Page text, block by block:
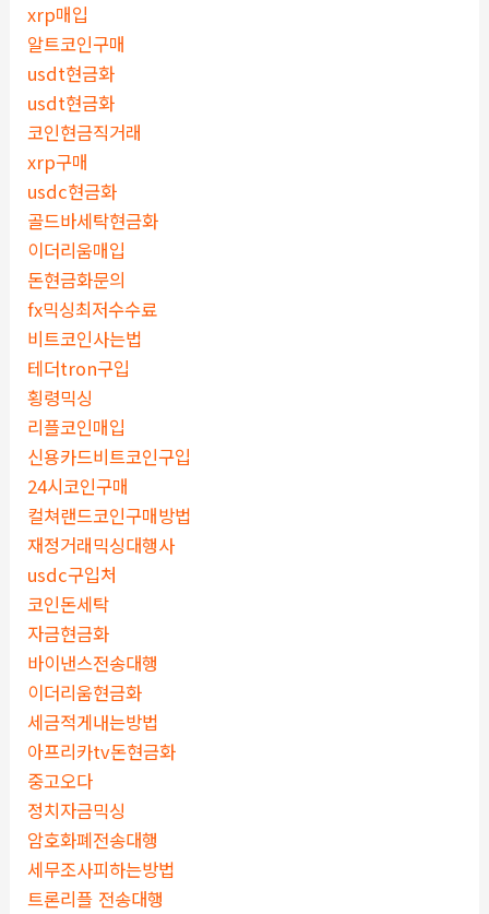
xrp매입
알트코인구매
usdt현금화
usdt현금화
코인현금직거래
xrp구매
usdc현금화
골드바세탁현금화
이더리움매입
돈현금화문의
fx믹싱최저수수료
비트코인사는법
테더tron구입
횡령믹싱
리플코인매입
신용카드비트코인구입
24시코인구매
컬쳐랜드코인구매방법
재정거래믹싱대행사
usdc구입처
코인돈세탁
자금현금화
바이낸스전송대행
이더리움현금화
세금적게내는방법
아프리카tv돈현금화
중고오다
정치자금믹싱
암호화폐전송대행
세무조사피하는방법
트론리플 전송대행